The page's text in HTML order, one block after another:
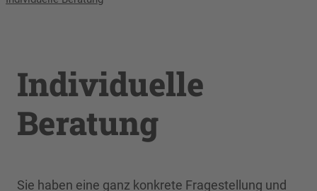
Individuelle
Beratung
Sie haben eine ganz konkrete Fragestellung und